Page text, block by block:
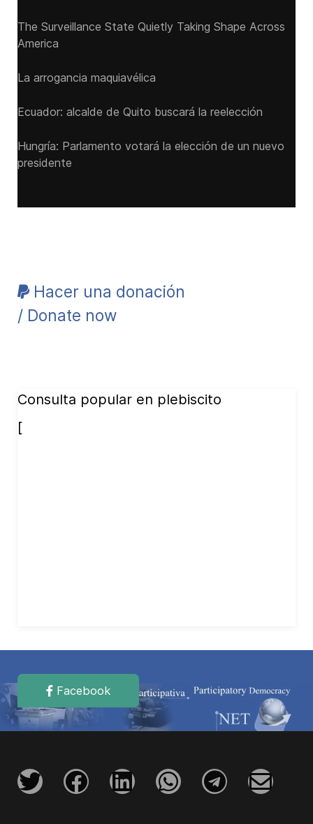
The Surveillance State Quietly Taking Shape Across
America
La arrogancia maquiavélica
Ecuador: alcalde de Quito buscará la reelección
Hungría: Parlamento votará la elección de un nuevo
presidente
Hacer una donación
/ Donate now
Consulta popular en plebiscito
[
Facebook